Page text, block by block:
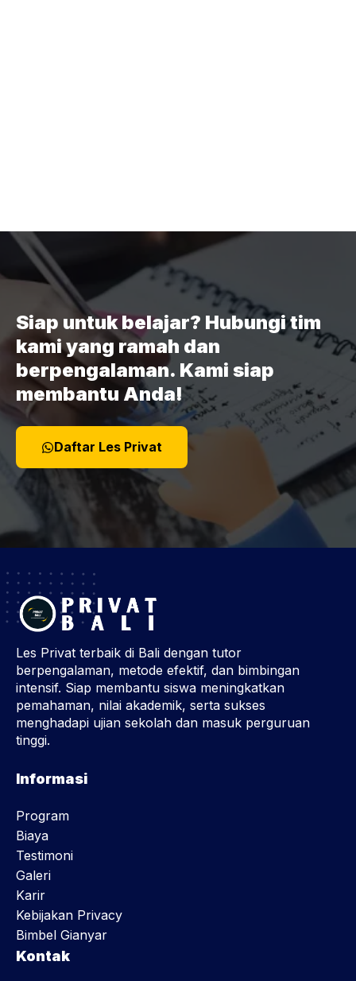
Siap untuk belajar? Hubungi tim
kami yang ramah dan
berpengalaman. Kami siap
membantu Anda!
Daftar Les Privat
Les Privat terbaik di Bali dengan tutor
berpengalaman, metode efektif, dan bimbingan
intensif. Siap membantu siswa meningkatkan
pemahaman, nilai akademik, serta sukses
menghadapi ujian sekolah dan masuk perguruan
tinggi.
Informasi
Program
Biaya
Testimoni
Galeri
Karir
Kebijakan Privacy
Bimbel Gianyar
Kontak